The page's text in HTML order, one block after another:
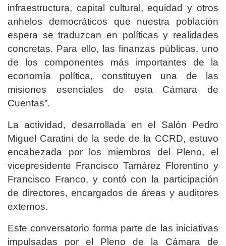
infraestructura, capital cultural, equidad y otros
anhelos democráticos que nuestra población
espera se traduzcan en políticas y realidades
concretas. Para ello, las finanzas públicas, uno
de los componentes más importantes de la
economía política, constituyen una de las
misiones esenciales de esta Cámara de
Cuentas”.
La actividad, desarrollada en el Salón Pedro
Miguel Caratini de la sede de la CCRD, estuvo
encabezada por los miembros del Pleno, el
vicepresidente Francisco Tamárez Florentino y
Francisco Franco, y contó con la participación
de directores, encargados de áreas y auditores
externos.
Este conversatorio forma parte de las iniciativas
impulsadas por el Pleno de la Cámara de